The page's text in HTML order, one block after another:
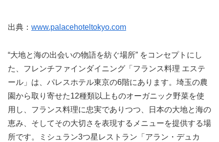
出典： www.palacehoteltokyo.com
“大地と海の出会いの物語を紡ぐ場所” をコンセプトにし
た、フレンチファインダイニング「フランス料理 エステ
ール」は、パレスホテル東京の6階にあります。埼玉の農
園から取り寄せた12種類以上ものオーガニック野菜を使
用し、フランス料理に忠実でありつつ、日本の大地と海の
恵み、そしてその大切さを表現するメニューを提供する場
所です。ミシュラン3つ星レストラン「アラン・デュカ